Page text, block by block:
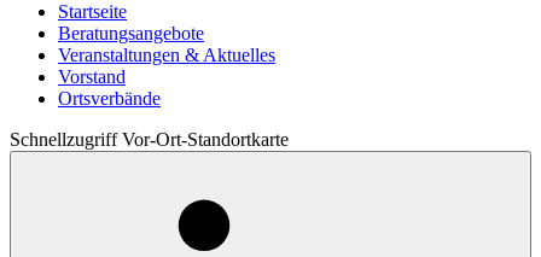
Startseite
Beratungsangebote
Veranstaltungen & Aktuelles
Vorstand
Ortsverbände
Schnellzugriff Vor-Ort-Standortkarte